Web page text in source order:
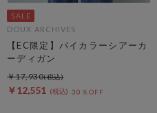
DOUX ARCHIVES
【EC限定】バイカラーシアーカ
ーディガン
￥12,551 30％OFF
￥17,930